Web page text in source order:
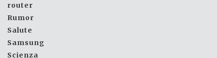
router
Rumor
Salute
Samsung
Scienza